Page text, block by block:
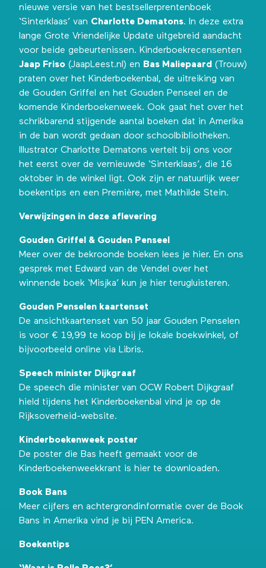
nieuwe versie van het bestsellerprentenboek
‘Sinterklaas’ van Charlotte Dematons. In deze extra
lange Grote Vriendelijke Update uitgebreid aandacht
voor beide gebeurtenissen. Kinderboekrecensenten
Jaap Friso (JaapLeest.nl) en Bas Maliepaard (Trouw)
praten over het Kinderboekenbal, de uitreiking van
de Gouden Griffel en het Gouden Penseel en de
komende Kinderboekenweek. Ook gaat het over het
schrikbarend stijgende aantal boeken dat in Amerika
in de ban wordt gedaan door schoolbibliotheken.
Illustrator Charlotte Dematons vertelt bij ons voor
het eerst over de vernieuwde ‘Sinterklaas’, die 16
oktober in de winkel ligt. Ook zijn er natuurlijk weer
boekentips en een Première, met Mathilde Stein.
Verwijzingen in deze aflevering
Gouden Griffel & Gouden Penseel
Meer over de bekroonde boeken lees je hier. En ons
gesprek met Edward van de Vendel over het
winnende boek ‘Misjka’ kun je hier terugluisteren.
Gouden Penselen kaartenset
De ansichtkaartenset van 50 jaar Gouden Penselen
is voor € 19,99 te koop bij je lokale boekwinkel, of
bijvoorbeeld online via Libris.
Speech minister Dijkgraaf
De speech die minister van OCW Robert Dijkgraaf
hield tijdens het Kinderboekenbal vind je op de
Rijksoverheid-website.
Kinderboekenweek poster
De poster die Bas heeft gemaakt voor de
Kinderboekenweekkrant is hier te downloaden.
Book Bans
Meer cijfers en achtergrondinformatie over de Book
Bans in Amerika vind je bij PEN America.
Boekentips